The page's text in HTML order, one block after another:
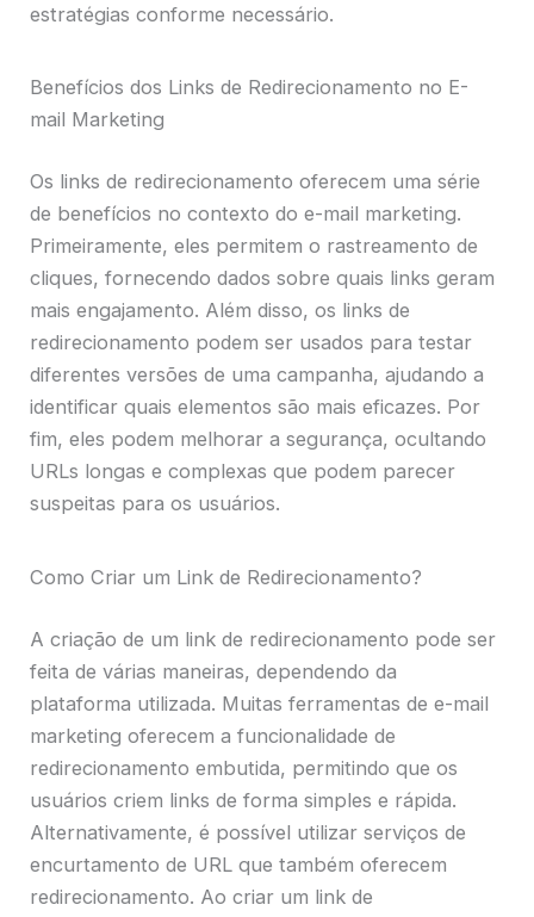
estratégias conforme necessário.
Benefícios dos Links de Redirecionamento no E-
mail Marketing
Os links de redirecionamento oferecem uma série
de benefícios no contexto do e-mail marketing.
Primeiramente, eles permitem o rastreamento de
cliques, fornecendo dados sobre quais links geram
mais engajamento. Além disso, os links de
redirecionamento podem ser usados para testar
diferentes versões de uma campanha, ajudando a
identificar quais elementos são mais eficazes. Por
fim, eles podem melhorar a segurança, ocultando
URLs longas e complexas que podem parecer
suspeitas para os usuários.
Como Criar um Link de Redirecionamento?
A criação de um link de redirecionamento pode ser
feita de várias maneiras, dependendo da
plataforma utilizada. Muitas ferramentas de e-mail
marketing oferecem a funcionalidade de
redirecionamento embutida, permitindo que os
usuários criem links de forma simples e rápida.
Alternativamente, é possível utilizar serviços de
encurtamento de URL que também oferecem
redirecionamento. Ao criar um link de